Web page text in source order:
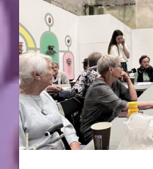
Fast.
Warsztaty
artystyczne
inspirowane
dziedzictwem
przemysłowym